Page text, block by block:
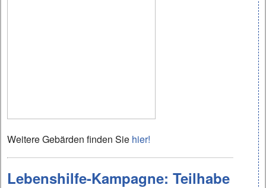
Weitere Gebärden finden Sie hier!
Lebenshilfe-Kampagne: Teilhabe